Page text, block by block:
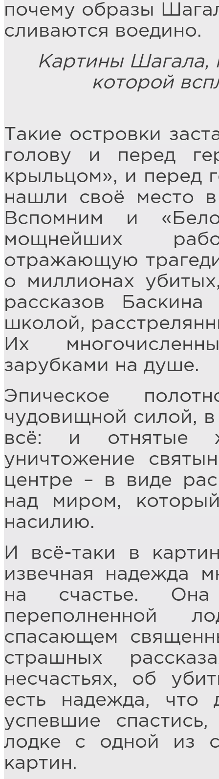
почему образы
сливаются воедино.
Картины Шагала,
которой
Такие островки
голову и перед
крыльцом», и перед
нашли своё место
Вспомним и
мощнейших
отражающую
о миллионах
рассказов
школой,
Их
зарубками на душе.
Эпическое
чудовищной силой,
всё: и отнятые
уничтожение
центре – в виде
над миром,
насилию.
И всё-таки в
извечная надежда
на счастье.
переполненной
спасающем
страшных
несчастьях, об
есть надежда, что
успевшие
лодке с одной из
картин.